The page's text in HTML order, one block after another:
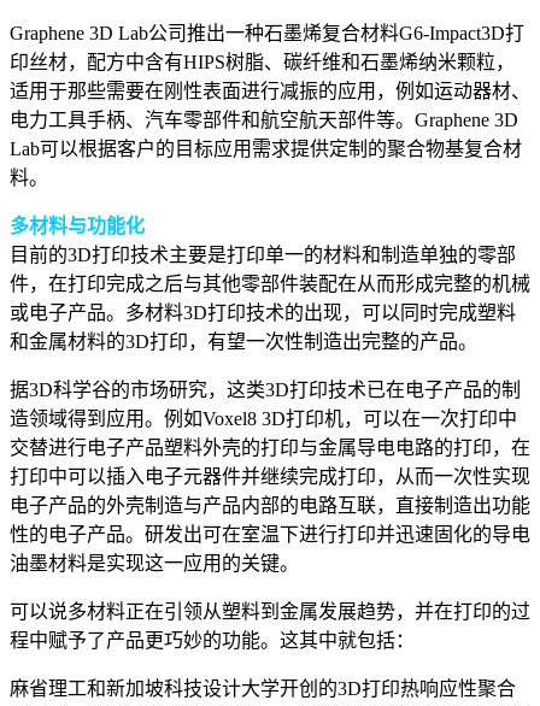
Graphene 3D Lab公司推出一种石墨烯复合材料G6-Impact3D打
印丝材，配方中含有HIPS树脂、碳纤维和石墨烯纳米颗粒，
适用于那些需要在刚性表面进行减振的应用，例如运动器材、
电力工具手柄、汽车零部件和航空航天部件等。Graphene 3D
Lab可以根据客户的目标应用需求提供定制的聚合物基复合材
料。
多材料与功能化
目前的3D打印技术主要是打印单一的材料和制造单独的零部
件，在打印完成之后与其他零部件装配在从而形成完整的机械
或电子产品。多材料3D打印技术的出现，可以同时完成塑料
和金属材料的3D打印，有望一次性制造出完整的产品。
据3D科学谷的市场研究，这类3D打印技术已在电子产品的制
造领域得到应用。例如Voxel8 3D打印机，可以在一次打印中
交替进行电子产品塑料外壳的打印与金属导电电路的打印，在
打印中可以插入电子元器件并继续完成打印，从而一次性实现
电子产品的外壳制造与产品内部的电路互联，直接制造出功能
性的电子产品。研发出可在室温下进行打印并迅速固化的导电
油墨材料是实现这一应用的关键。
可以说多材料正在引领从塑料到金属发展趋势，并在打印的过
程中赋予了产品更巧妙的功能。这其中就包括：
麻省理工和新加坡科技设计大学开创的3D打印热响应性聚合